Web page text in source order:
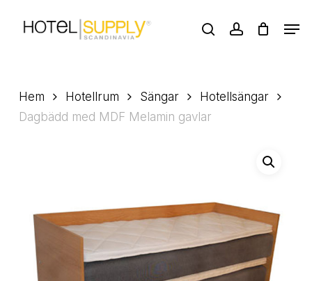
searchaccount
Hem Hotellrum Sängar
Hotellsängar
Dagbädd med MDF Melamin gavlar